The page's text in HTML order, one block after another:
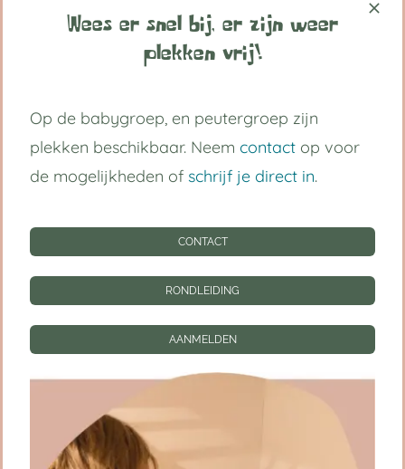
Kinderdagverblijf Utrecht Centrum
Peutergroep
Tarieven
Informatie
RONDLEIDING
Privacy instellingen
Privacyinstellingen wijzigen
Wees er snel bij, er zijn weer
plekken vrij!
Op de babygroep, en peutergroep zijn
plekken beschikbaar. Neem contact op voor
de mogelijkheden of schrijf je direct in.
CONTACT
RONDLEIDING
AANMELDEN